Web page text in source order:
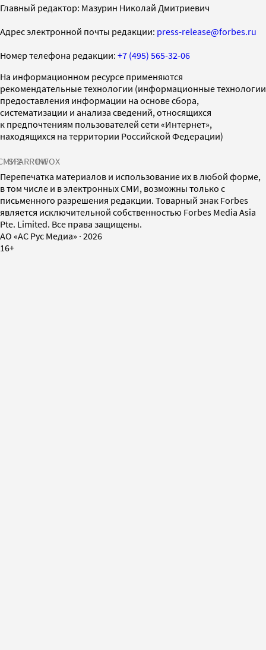
Главный редактор: Мазурин Николай Дмитриевич
Адрес электронной почты редакции: press-release@forbes.ru
Номер телефона редакции: +7 (495) 565-32-06
На информационном ресурсе применяются
рекомендательные технологии (информационные технологии
предоставления информации на основе сбора,
систематизации и анализа сведений, относящихся
к предпочтениям пользователей сети «Интернет»,
находящихся на территории Российской Федерации)
SPARROWINFOX
Перепечатка материалов и использование их в любой форме,
в том числе и в электронных СМИ, возможны только с
письменного разрешения редакции. Товарный знак Forbes
является исключительной собственностью Forbes Media Asia
Pte. Limited. Все права защищены.
AO «АС Рус Медиа» · 2026
16+